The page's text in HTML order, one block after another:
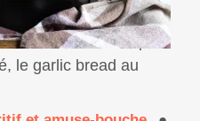
tout droit d'Italie pour
le garlic bread au